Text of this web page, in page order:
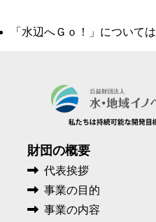
「水辺へＧｏ！」については
財団の概要
代表挨拶
事業の目的
事業の内容